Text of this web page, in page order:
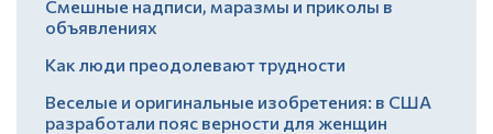
Смешные надписи, маразмы и приколы в
объявлениях
Как люди преодолевают трудности
Веселые и оригинальные изобретения: в США
разработали пояс верности для женщин